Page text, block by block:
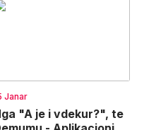
Janar
"A je i vdekur?", te